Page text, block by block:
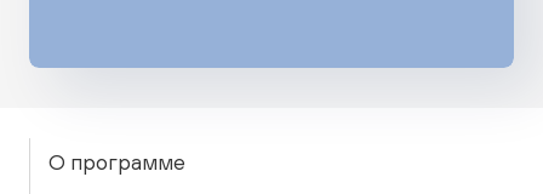
О программе